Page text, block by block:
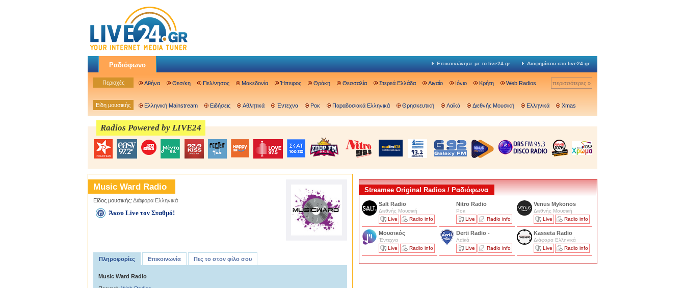
Ραδιόφωνο Επικοινώνησε με το live24.gr Διαφημίσου στο live24.gr
Περιοχές Αθήνα Θεσ/κη Πελ/νησος Μακεδονία Ήπειρος Θράκη Θεσσαλία Στερεά Ελλάδα Αιγαίο Ιόνιο Κρήτη Web Radios περισσότερες »
Είδη μουσικής Ελληνική Mainstream Ειδήσεις Αθλητικά Έντεχνα Ροκ Παραδοσιακά Ελληνικά Θρησκευτική Λαϊκά Διεθνής Μουσική Ελληνικά Xmas
Radios Powered by LIVE24
Music Ward Radio
Είδος μουσικής: Διάφορα Ελληνικά
Άκου Live τον Σταθμό!
Πληροφορίες Επικοινωνία Πες το στον φίλο σου
Music Ward Radio
Streamee Original Radios / Ραδιόφωνα
Salt Radio
Διεθνής Μουσική
Live
Radio info
Nitro Radio
Ροκ
Live
Radio info
Venus Mykonos
Διεθνής Μουσική
Live
Radio info
Μουσικός
'Εντεχνα
Live
Radio info
Derti Radio -
Λαϊκά
Live
Radio info
Kasseta Radio
Διάφορα Ελληνικά
Live
Radio info